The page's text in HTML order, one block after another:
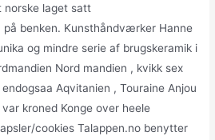
norske laget satt
på benken. Kunsthåndværker Hanne
og mindre serie af brugskeramik i
Nord mandien , kvikk sex
Aqvitanien , Touraine Anjou
kroned Konge over heele
cookies Talappen.no benytter